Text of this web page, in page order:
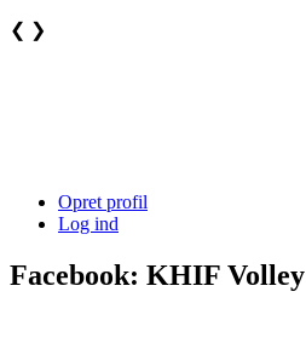
❮ ❯
Opret profil
Log ind
Facebook: KHIF Volley